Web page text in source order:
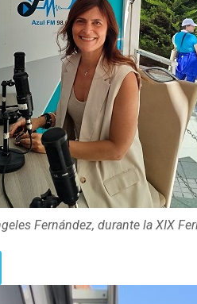
Fernández, durante la XIX